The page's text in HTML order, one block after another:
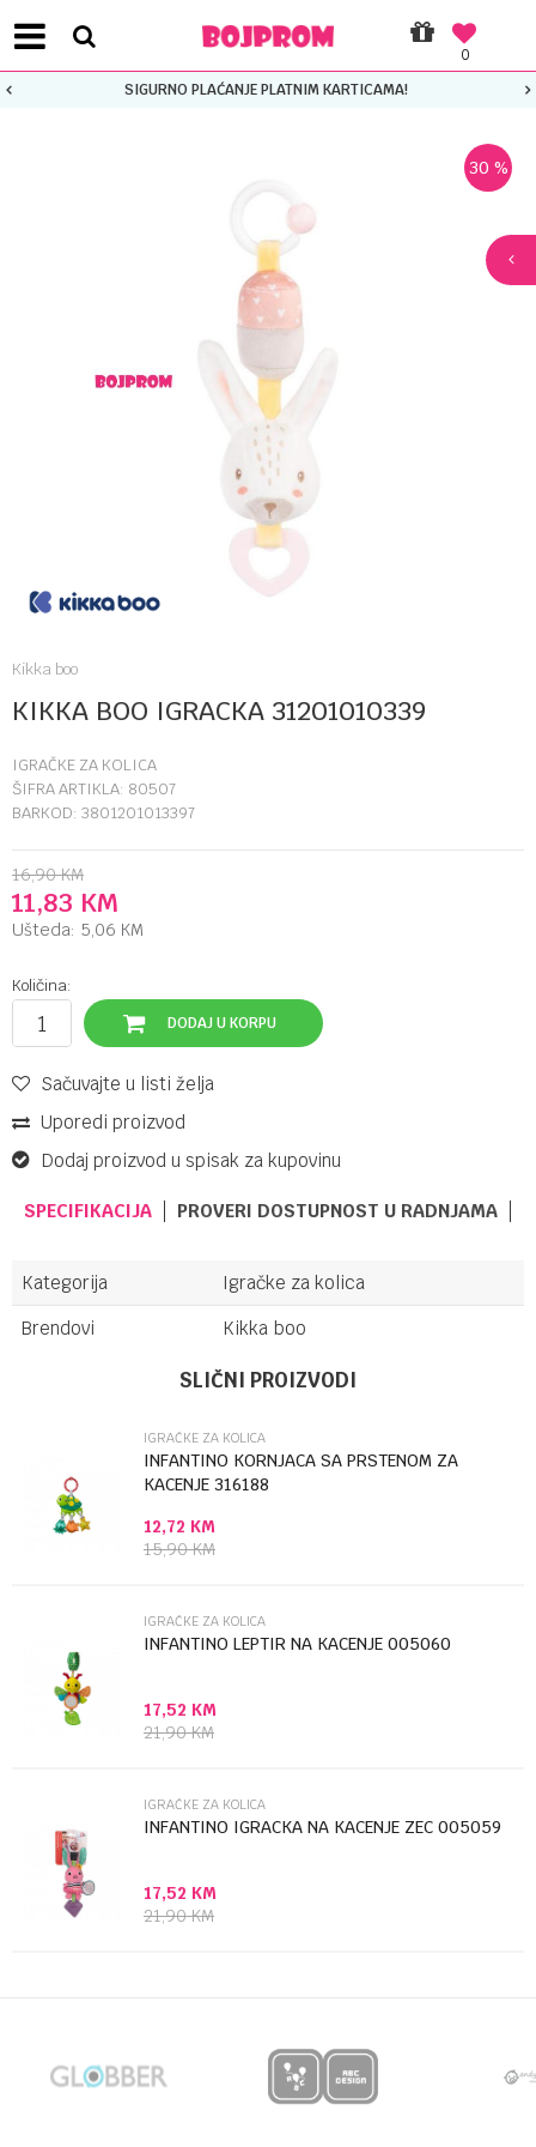
0
SIGURNO PLAĆANJE PLATNIM KARTICAMA!
30 %
Kikka boo
KIKKA BOO IGRACKA 31201010339
IGRAČKE ZA KOLICA
ŠIFRA ARTIKLA: 80507
BARKOD: 3801201013397
16,90 KM
11,83 KM
Ušteda: 5,06 KM
Količina:
DODAJ U KORPU
Sačuvajte u listi želja
Uporedi proizvod
Dodaj proizvod u spisak za kupovinu
SPECIFIKACIJA PROVERI DOSTUPNOST U RADNJAMA
Kategorija
Igračke za kolica
Brendovi
Kikka boo
Poruka
Anti-spam zaštita - izračunajte koliko je 2 + 3 :
SLIČNI PROIZVODI
IGRAČKE ZA KOLICA
INFANTINO KORNJACA SA PRSTENOM ZA
KACENJE 316188
12,72 KM
15,90KM
IGRAČKE ZA KOLICA
INFANTINO LEPTIR NA KACENJE 005060
17,52 KM
21,90KM
IGRAČKE ZA KOLICA
INFANTINO IGRACKA NA KACENJE ZEC 005059
17,52 KM
21,90KM